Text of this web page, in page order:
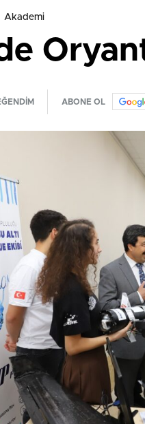
Akademi
ABONE OL